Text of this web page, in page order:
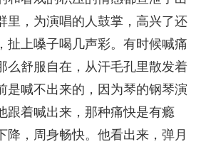
里，为演唱的人鼓掌，高兴了还
扯上嗓子喝几声彩。有时候喊痛
么舒服自在，从汗毛孔里散发着
是喊不出来的，因为琴的钢琴演
跟着喊出来，那种痛快是有瘾
降，周身畅快。他看出来，弹月